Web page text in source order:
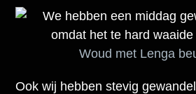
Woud met Lenga
Ook wij hebben stevig